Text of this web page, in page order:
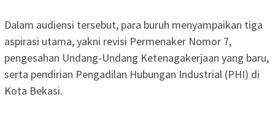
‎Dalam audiensi tersebut, para buruh menyampaikan tiga
aspirasi utama, yakni revisi Permenaker Nomor 7,
pengesahan Undang-Undang Ketenagakerjaan yang baru,
serta pendirian Pengadilan Hubungan Industrial (PHI) di
Kota Bekasi.